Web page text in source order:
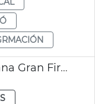
Programació cap de setmana Gran Fira de València